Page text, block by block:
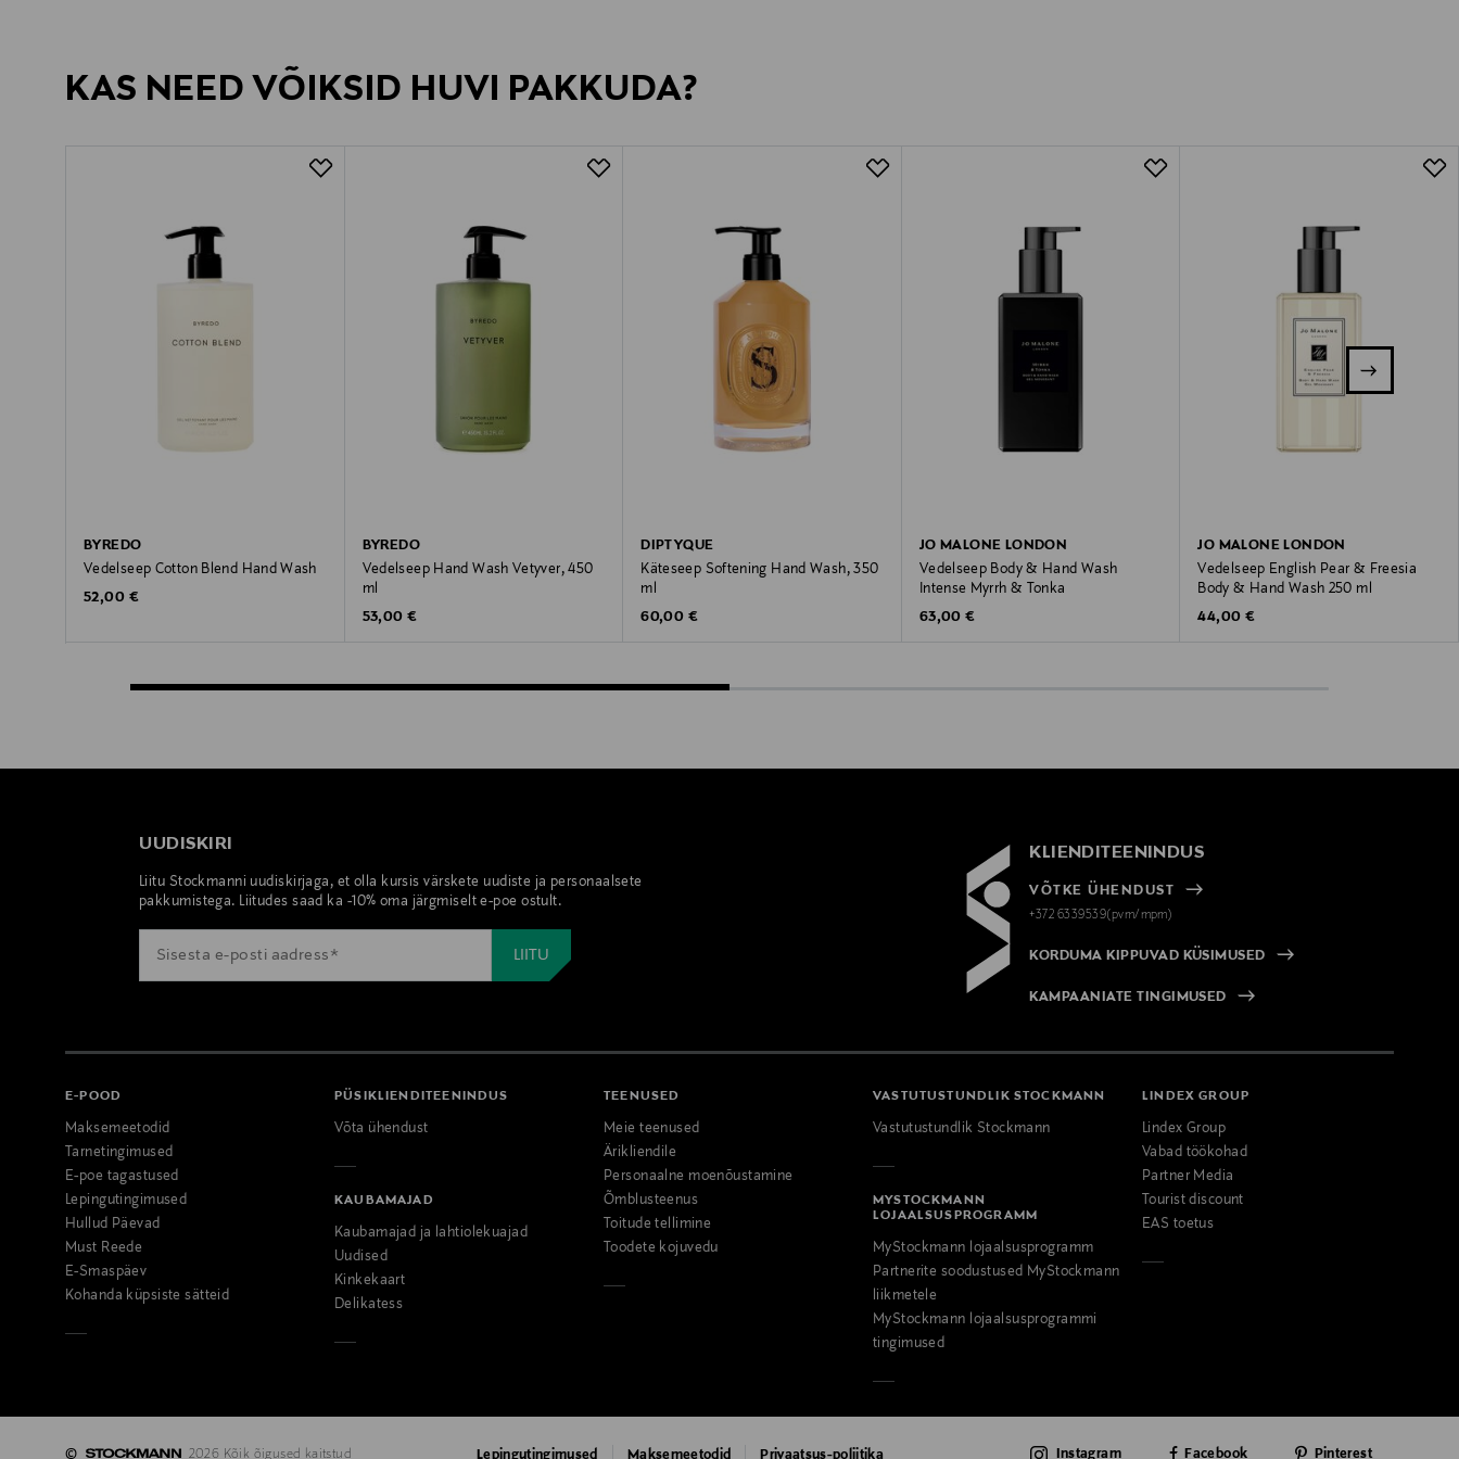
KAS NEED VÕIKSID HUVI PAKKUDA?
BYREDO
Vedelseep Cotton Blend Hand Wash
Original Price
52,00 €
BYREDO
Vedelseep Hand Wash Vetyver, 450
ml
Original Price
53,00 €
DIPTYQUE
Käteseep Softening Hand Wash, 350
ml
Original Price
60,00 €
JO MALONE LONDON
Vedelseep Body & Hand Wash
Intense Myrrh & Tonka
Original Price
63,00 €
JO MALONE LONDON
Vedelseep English Pear & Freesia
Body & Hand Wash 250 ml
Original Price
44,00 €
UUDISKIRI
Liitu Stockmanni uudiskirjaga, et olla kursis värskete uudiste ja personaalsete
pakkumistega. Liitudes saad ka -10% oma järgmiselt e-poe ostult.
KLIENDITEENINDUS
VÕTKE ÜHENDUST
+372 6339539(pvm/mpm)
KORDUMA KIPPUVAD KÜSIMUSED
KAMPAANIATE TINGIMUSED
E-POOD
Maksemeetodid
Tarnetingimused
E-poe tagastused
Lepingutingimused
Hullud Päevad
Must Reede
E-Smaspäev
Kohanda küpsiste sätteid
PÜSIKLIENDITEENINDUS
Võta ühendust
KAUBAMAJAD
Kaubamajad ja lahtiolekuajad
Uudised
Kinkekaart
Delikatess
TEENUSED
Meie teenused
Ärikliendile
Personaalne moenõustamine
Õmblusteenus
Toitude tellimine
Toodete kojuvedu
VASTUTUSTUNDLIK STOCKMANN
Vastutustundlik Stockmann
MYSTOCKMANN
LOJAALSUSPROGRAMM
MyStockmann lojaalsusprogramm
Partnerite soodustused MyStockmann
liikmetele
MyStockmann lojaalsusprogrammi
tingimused
LINDEX GROUP
Lindex Group
Vabad töökohad
Partner Media
Tourist discount
EAS toetus
© 2026 Kõik õigused kaitstud Lepingutingimused Maksemeetodid Privaatsus-poliitika Instagram Facebook Pinterest